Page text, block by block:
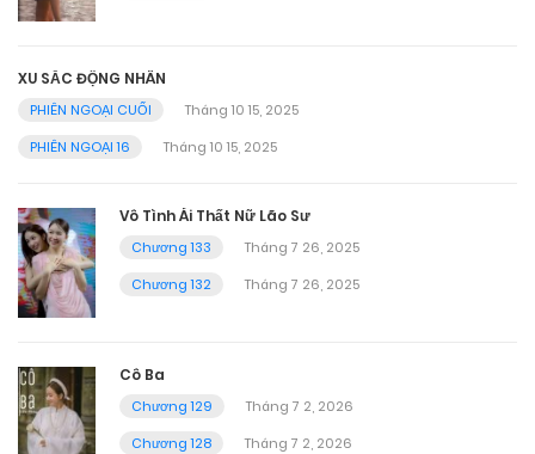
XU SẮC ĐỘNG NHÂN
PHIÊN NGOẠI CUỐI
Tháng 10 15, 2025
PHIÊN NGOẠI 16
Tháng 10 15, 2025
Vô Tình Ái Thất Nữ Lão Sư
Chương 133
Tháng 7 26, 2025
Chương 132
Tháng 7 26, 2025
Cô Ba
Chương 129
Tháng 7 2, 2026
Chương 128
Tháng 7 2, 2026